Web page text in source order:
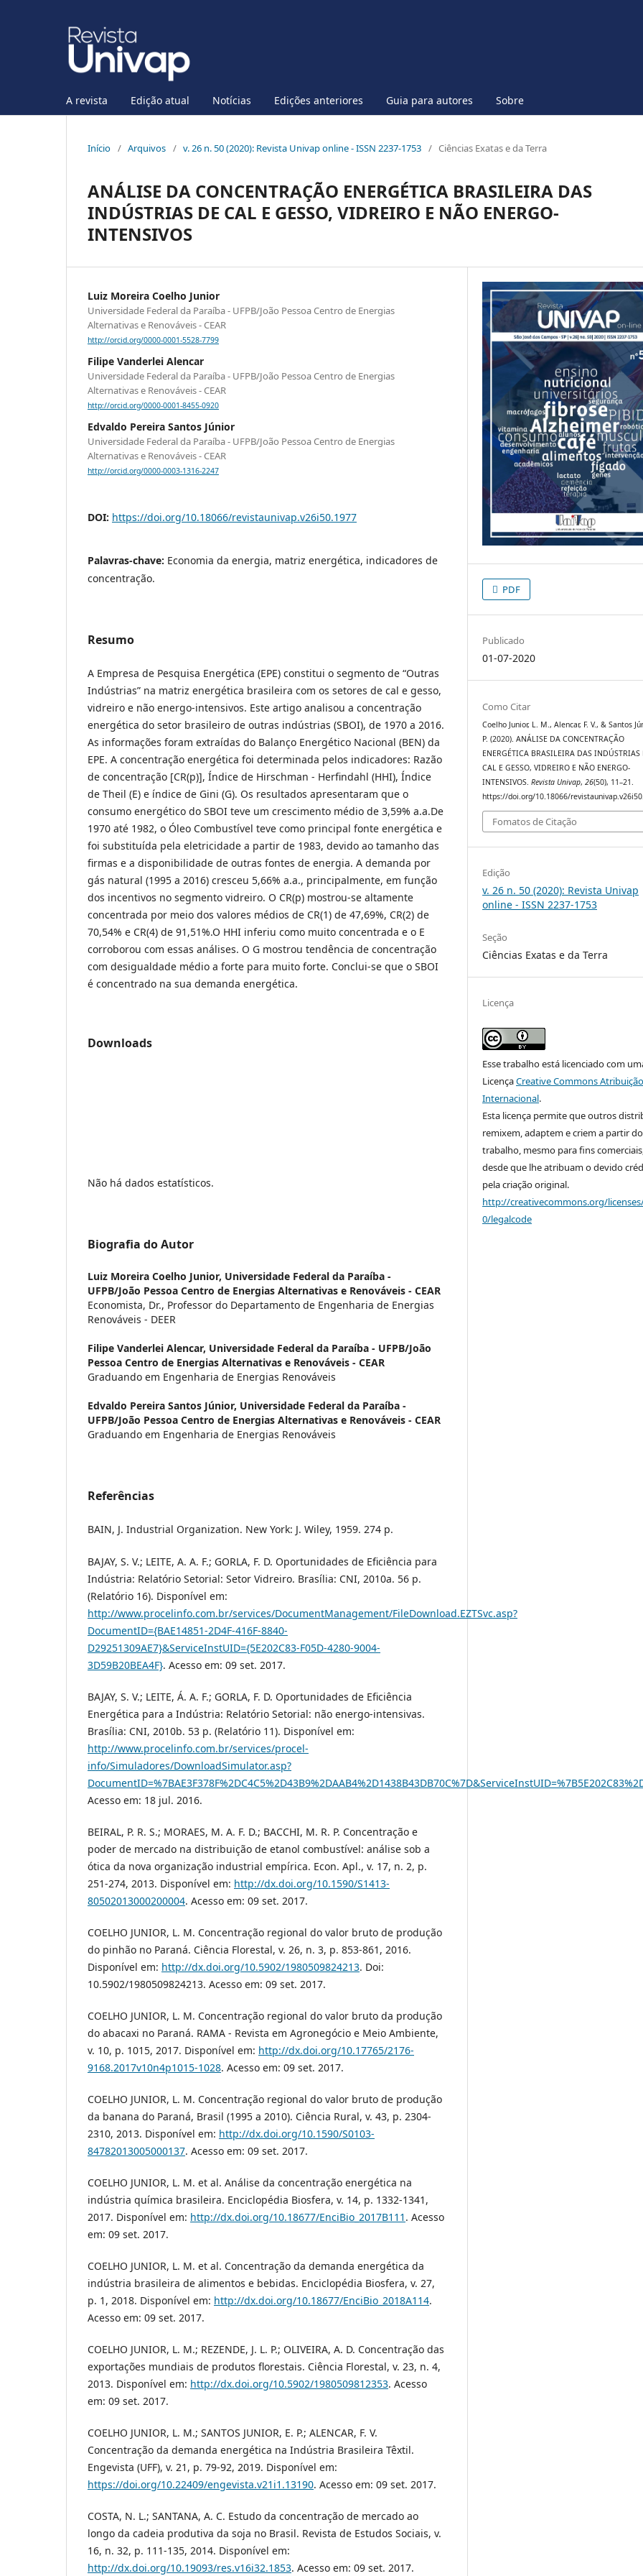
A revista Edição atual Notícias Edições anteriores Guia para autores Sobre
Início / Arquivos / v. 26 n. 50 (2020): Revista Univap online - ISSN 2237-1753 / Ciências Exatas e da Terra
ANÁLISE DA CONCENTRAÇÃO ENERGÉTICA BRASILEIRA DAS
INDÚSTRIAS DE CAL E GESSO, VIDREIRO E NÃO ENERGO-
INTENSIVOS
Luiz Moreira Coelho Junior
Universidade Federal da Paraíba - UFPB/João Pessoa Centro de Energias
Alternativas e Renováveis - CEAR
http://orcid.org/0000-0001-5528-7799
Filipe Vanderlei Alencar
Universidade Federal da Paraíba - UFPB/João Pessoa Centro de Energias
Alternativas e Renováveis - CEAR
http://orcid.org/0000-0001-8455-0920
Edvaldo Pereira Santos Júnior
Universidade Federal da Paraíba - UFPB/João Pessoa Centro de Energias
Alternativas e Renováveis - CEAR
http://orcid.org/0000-0003-1316-2247
DOI: https://doi.org/10.18066/revistaunivap.v26i50.1977
Palavras-chave: Economia da energia, matriz energética, indicadores de
concentração.
Resumo
A Empresa de Pesquisa Energética (EPE) constitui o segmento de “Outras
Indústrias” na matriz energética brasileira com os setores de cal e gesso,
vidreiro e não energo-intensivos. Este artigo analisou a concentração
energética do setor brasileiro de outras indústrias (SBOI), de 1970 a 2016.
As informações foram extraídas do Balanço Energético Nacional (BEN) da
EPE. A concentração energética foi determinada pelos indicadores: Razão
de concentração [CR(p)], Índice de Hirschman - Herfindahl (HHI), Índice
de Theil (E) e índice de Gini (G). Os resultados apresentaram que o
consumo energético do SBOI teve um crescimento médio de 3,59% a.a.De
1970 até 1982, o Óleo Combustível teve como principal fonte energética e
foi substituída pela eletricidade a partir de 1983, devido ao tamanho das
firmas e a disponibilidade de outras fontes de energia. A demanda por
gás natural (1995 a 2016) cresceu 5,66% a.a., principalmente, em função
dos incentivos no segmento vidreiro. O CR(p) mostrou-se altamente
concentrada por meio dos valores médios de CR(1) de 47,69%, CR(2) de
70,54% e CR(4) de 91,51%.O HHI inferiu como muito concentrada e o E
corroborou com essas análises. O G mostrou tendência de concentração
com desigualdade médio a forte para muito forte. Conclui-se que o SBOI
é concentrado na sua demanda energética.
Downloads
Não há dados estatísticos.
Biografia do Autor
Luiz Moreira Coelho Junior, Universidade Federal da Paraíba -
UFPB/João Pessoa Centro de Energias Alternativas e Renováveis - CEAR
Economista, Dr., Professor do Departamento de Engenharia de Energias
Renováveis - DEER
Filipe Vanderlei Alencar, Universidade Federal da Paraíba - UFPB/João
Pessoa Centro de Energias Alternativas e Renováveis - CEAR
Graduando em Engenharia de Energias Renováveis
Edvaldo Pereira Santos Júnior, Universidade Federal da Paraíba -
UFPB/João Pessoa Centro de Energias Alternativas e Renováveis - CEAR
Graduando em Engenharia de Energias Renováveis
Referências
BAIN, J. Industrial Organization. New York: J. Wiley, 1959. 274 p.
BAJAY, S. V.; LEITE, A. A. F.; GORLA, F. D. Oportunidades de Eficiência para
Indústria: Relatório Setorial: Setor Vidreiro. Brasília: CNI, 2010a. 56 p.
(Relatório 16). Disponível em:
http://www.procelinfo.com.br/services/DocumentManagement/FileDownload.EZTSvc.asp?
DocumentID={BAE14851-2D4F-416F-8840-
D29251309AE7}&ServiceInstUID={5E202C83-F05D-4280-9004-
3D59B20BEA4F}. Acesso em: 09 set. 2017.
BAJAY, S. V.; LEITE, Á. A. F.; GORLA, F. D. Oportunidades de Eficiência
Energética para a Indústria: Relatório Setorial: não energo-intensivas.
Brasília: CNI, 2010b. 53 p. (Relatório 11). Disponível em:
http://www.procelinfo.com.br/services/procel-
info/Simuladores/DownloadSimulator.asp?
Acesso em: 18 jul. 2016.
BEIRAL, P. R. S.; MORAES, M. A. F. D.; BACCHI, M. R. P. Concentração e
poder de mercado na distribuição de etanol combustível: análise sob a
ótica da nova organização industrial empírica. Econ. Apl., v. 17, n. 2, p.
251-274, 2013. Disponível em: http://dx.doi.org/10.1590/S1413-
80502013000200004. Acesso em: 09 set. 2017.
COELHO JUNIOR, L. M. Concentração regional do valor bruto de produção
do pinhão no Paraná. Ciência Florestal, v. 26, n. 3, p. 853-861, 2016.
Disponível em: http://dx.doi.org/10.5902/1980509824213. Doi:
10.5902/1980509824213. Acesso em: 09 set. 2017.
COELHO JUNIOR, L. M. Concentração regional do valor bruto da produção
do abacaxi no Paraná. RAMA - Revista em Agronegócio e Meio Ambiente,
v. 10, p. 1015, 2017. Disponível em: http://dx.doi.org/10.17765/2176-
9168.2017v10n4p1015-1028. Acesso em: 09 set. 2017.
COELHO JUNIOR, L. M. Concentração regional do valor bruto de produção
da banana do Paraná, Brasil (1995 a 2010). Ciência Rural, v. 43, p. 2304-
2310, 2013. Disponível em: http://dx.doi.org/10.1590/S0103-
84782013005000137. Acesso em: 09 set. 2017.
COELHO JUNIOR, L. M. et al. Análise da concentração energética na
indústria química brasileira. Enciclopédia Biosfera, v. 14, p. 1332-1341,
2017. Disponível em: http://dx.doi.org/10.18677/EnciBio_2017B111 . Acesso
em: 09 set. 2017.
COELHO JUNIOR, L. M. et al. Concentração da demanda energética da
indústria brasileira de alimentos e bebidas. Enciclopédia Biosfera, v. 27,
p. 1, 2018. Disponível em: http://dx.doi.org/10.18677/EnciBio_2018A114.
Acesso em: 09 set. 2017.
COELHO JUNIOR, L. M.; REZENDE, J. L. P.; OLIVEIRA, A. D. Concentração das
exportações mundiais de produtos florestais. Ciência Florestal, v. 23, n. 4,
2013. Disponível em: http://dx.doi.org/10.5902/1980509812353. Acesso
em: 09 set. 2017.
COELHO JUNIOR, L. M.; SANTOS JUNIOR, E. P.; ALENCAR, F. V.
Concentração da demanda energética na Indústria Brasileira Têxtil.
Engevista (UFF), v. 21, p. 79-92, 2019. Disponível em:
https://doi.org/10.22409/engevista.v21i1.13190. Acesso em: 09 set. 2017.
COSTA, N. L.; SANTANA, A. C. Estudo da concentração de mercado ao
longo da cadeia produtiva da soja no Brasil. Revista de Estudos Sociais, v.
16, n. 32, p. 111-135, 2014. Disponível em:
http://dx.doi.org/10.19093/res.v16i32.1853. Acesso em: 09 set. 2017.
PDF
Publicado
01-07-2020
Como Citar
Coelho Junior, L. M., Alencar, F. V., & Santos
P. (2020). ANÁLISE DA CONCENTRAÇÃO
ENERGÉTICA BRASILEIRA DAS INDÚSTRIAS
CAL E GESSO, VIDREIRO E NÃO ENERGO-
INTENSIVOS.Revista Univap,26(50), 11–21.
https://doi.org/10.18066/
Fomatos de Citação
Edição
v. 26 n. 50 (2020): Revista Univap
online - ISSN 2237-1753
Seção
Ciências Exatas e da Terra
Licença
Esse trabalho está licenciado com
LicençaCreative Commons
Internacional.
Esta licença permite que outros
remixem, adaptem e criem a partir
trabalho, mesmo para fins
desde que lhe atribuam o devido
pela criação original.
http://creativecommons.org/
0/legalcode